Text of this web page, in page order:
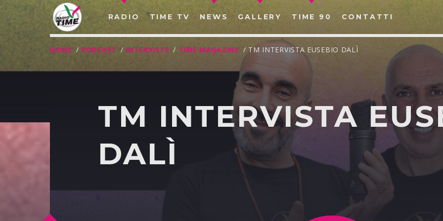
RADIO TIME TV NEWS GALLERY TIME 90 CONTATTI
CERCA NEL SITO WEB:
HOME / PODCAST / INTERVISTE / TIME MAGAZINE / TM INTERVISTA EUSEBIO DALÌ
TM INTERVISTA
DALÌ